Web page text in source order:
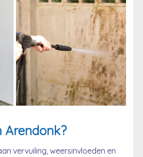
Arendonk?
vervuiling, weersinvloeden en